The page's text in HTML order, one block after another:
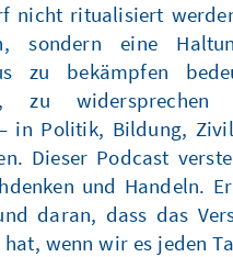
nicht ritualisiert
sondern eine
zu bekämpfen
zu
in Politik, Bildung,
Dieser Podcast
und Handeln.
daran, dass das
wenn wir es jeden